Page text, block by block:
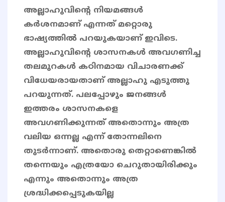
അല്ലാഹുവിൻ്റെ നിയമങ്ങൾ
കർശനമാണ് എന്നത് മറ്റൊരു
ഭാഷ്യത്തിൽ പറയുകയാണ് ഇവിടെ.
അല്ലാഹുവിന്റെ ശാസനകൾ അവഗണിച്ച
തലമുറകൾ കഠിനമായ വിചാരണക്ക്
വിധേയരായതാണ് അല്ലാഹു എടുത്തു
പറയുന്നത്. പലപ്പോഴും ജനങ്ങൾ
ഇത്തരം ശാസനകളെ
അവഗണിക്കുന്നത് അതൊന്നും അത്ര
വലിയ ഒന്നല്ല എന്ന് തോന്നലിനെ
തുടർന്നാണ്. അതൊരു തെറ്റാണെങ്കിൽ
തന്നെയും എത്രയോ ചെറുതായിരിക്കും
എന്നും അതൊന്നും അത്ര
ശ്രദ്ധിക്കപ്പെടുകയില്ല